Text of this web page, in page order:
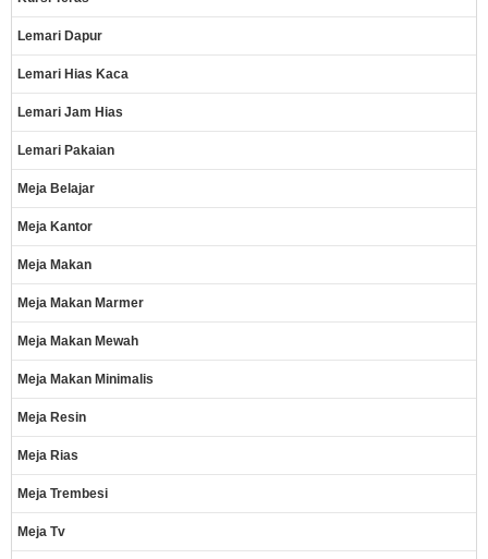
Lemari Dapur
Lemari Hias Kaca
Lemari Jam Hias
Lemari Pakaian
Meja Belajar
Meja Kantor
Meja Makan
Meja Makan Marmer
Meja Makan Mewah
Meja Makan Minimalis
Meja Resin
Meja Rias
Meja Trembesi
Meja Tv